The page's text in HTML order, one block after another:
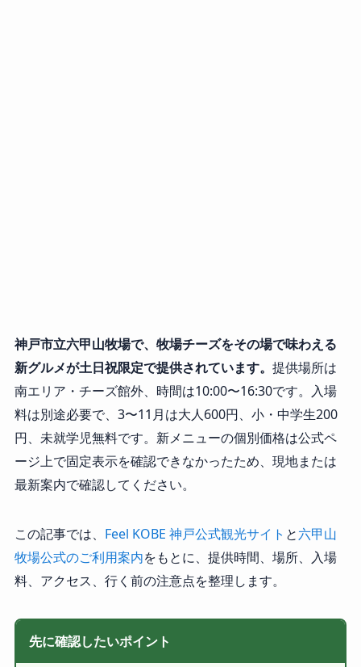
神戸市立六甲山牧場で、牧場チーズをその場で味わえる
新グルメが土日祝限定で提供されています。 提供場所は
南エリア・チーズ館外、時間は10:00〜16:30です。入場
料は別途必要で、3〜11月は大人600円、小・中学生200
円、未就学児無料です。新メニューの個別価格は公式ペ
ージ上で固定表示を確認できなかったため、現地または
最新案内で確認してください。
この記事では、 Feel KOBE 神戸公式観光サイト と六甲山
牧場公式のご利用案内をもとに、提供時間、場所、入場
料、アクセス、行く前の注意点を整理します。
先に確認したいポイント